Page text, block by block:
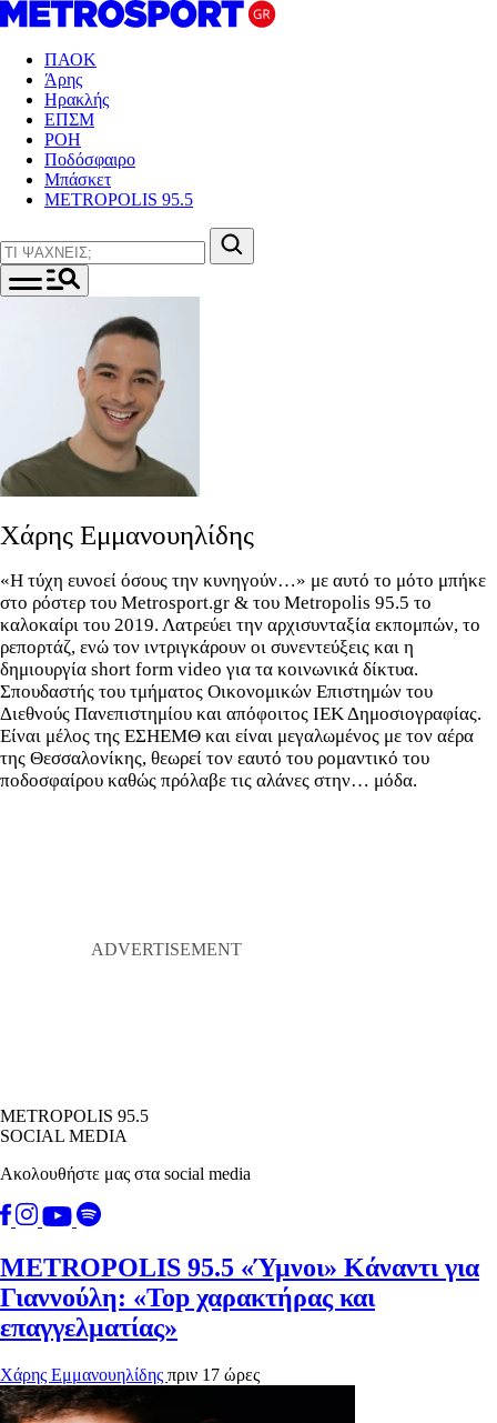
ΠΑΟΚ
Άρης
Ηρακλής
ΕΠΣΜ
ΡΟΗ
Ποδόσφαιρο
Μπάσκετ
METROPOLIS 95.5
Χάρης Εμμανουηλίδης
«Η τύχη ευνοεί όσους την κυνηγούν…» με αυτό το μότο μπήκε
στο ρόστερ του Metrosport.gr & του Metropolis 95.5 το
καλοκαίρι του 2019. Λατρεύει την αρχισυνταξία εκπομπών, το
ρεπορτάζ, ενώ τον ιντριγκάρουν οι συνεντεύξεις και η
δημιουργία short form video για τα κοινωνικά δίκτυα.
Σπουδαστής του τμήματος Οικονομικών Επιστημών του
Διεθνούς Πανεπιστημίου και απόφοιτος ΙΕΚ Δημοσιογραφίας.
Είναι μέλος της ΕΣΗΕΜΘ και είναι μεγαλωμένος με τον αέρα
της Θεσσαλονίκης, θεωρεί τον εαυτό του ρομαντικό του
ποδοσφαίρου καθώς πρόλαβε τις αλάνες στην… μόδα.
METROPOLIS 95.5
SOCIAL MEDIA
Ακολουθήστε μας στα social media
METROPOLIS 95.5 «Ύμνοι» Κάναντι για
Γιαννούλη: «Top χαρακτήρας και
επαγγελματίας»
Χάρης Εμμανουηλίδης πριν 17 ώρες